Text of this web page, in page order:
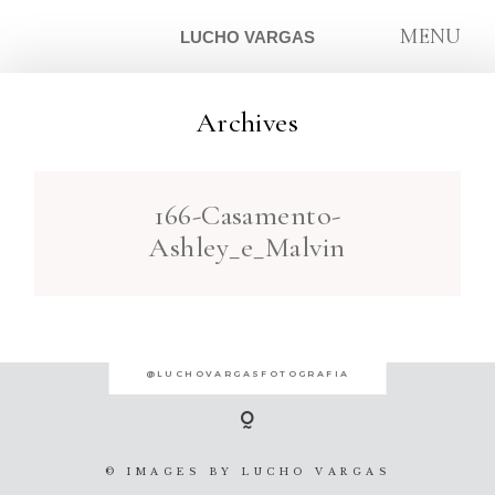
LUCHO VARGAS MENU
Archives
166-Casamento-
Ashley_e_Malvin
SOBRE
@LUCHOVARGASFOTOGRAFIA
© IMAGES BY LUCHO VARGAS